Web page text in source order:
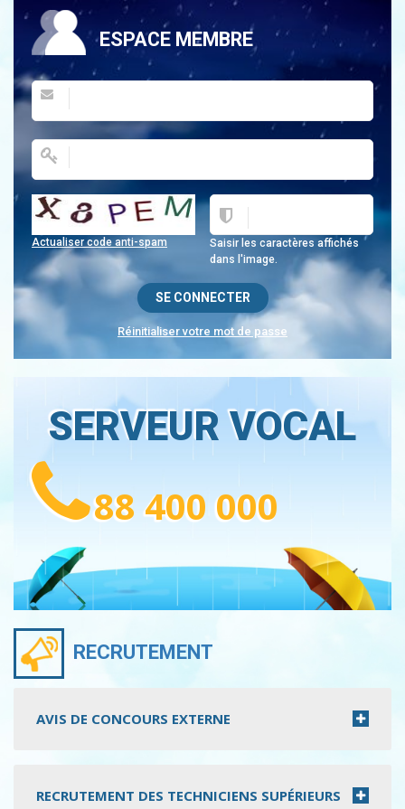
ESPACE MEMBRE
Saisir les caractères affichés
dans l'image.
Actualiser code anti-spam
Réinitialiser votre mot de passe
SERVEUR VOCAL
88 400 000
RECRUTEMENT
AVIS DE CONCOURS EXTERNE
RECRUTEMENT DES TECHNICIENS SUPÉRIEURS